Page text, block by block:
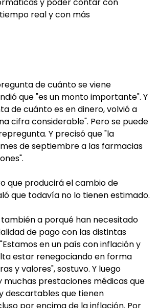
real y con más
de cuánto se viene
que "es un monto importante". Y
de cuánto es en dinero, volvió a
cifra considerable". Pero se puede
Y precisó que "la
de septiembre a las farmacias
que producirá el cambio de
que todavía no lo tienen estimado.
a porqué han necesitado
de pago con las distintas
en un país con inflación y
estar renegociando en forma
y valores", sostuvo. Y luego
muchas prestaciones médicas que
descartables que tienen